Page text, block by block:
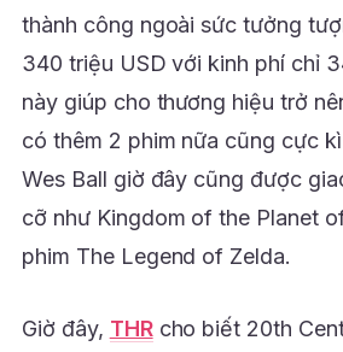
thành công ngoài sức tưởng
340 triệu USD với kinh phí chỉ
này giúp cho thương hiệu trở
có thêm 2 phim nữa cũng cực
Wes Ball giờ đây cũng được
cỡ như Kingdom of the Planet
phim The Legend of Zelda.
Giờ đây, THRcho biết 20th